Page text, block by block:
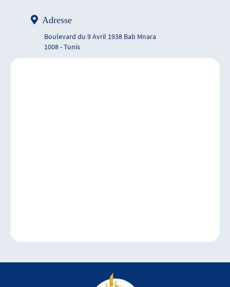
Adresse
Boulevard du 9 Avril 1938 Bab Mnara
1008 - Tunis